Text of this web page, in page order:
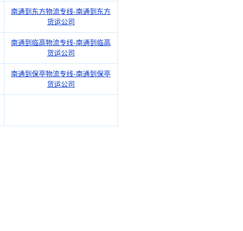
南通到东方物流专线-南通到东方
货运公司
南通到临高物流专线-南通到临高
货运公司
南通到保亭物流专线-南通到保亭
货运公司